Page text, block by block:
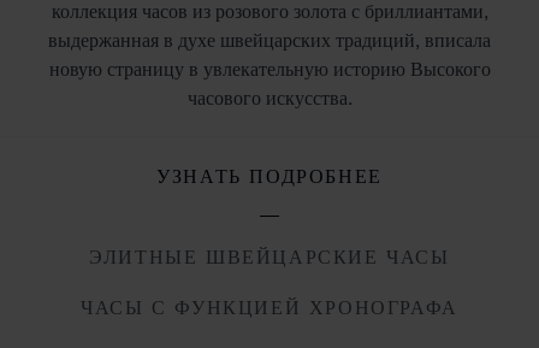
коллекция часов из розового золота с бриллиантами,
выдержанная в духе швейцарских традиций, вписала
новую страницу в увлекательную историю Высокого
часового искусства.
УЗНАТЬ ПОДРОБНЕЕ
ЭЛИТНЫЕ ШВЕЙЦАРСКИЕ ЧАСЫ
ЧАСЫ С ФУНКЦИЕЙ ХРОНОГРАФА